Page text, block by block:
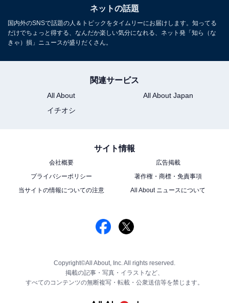
ネットの話題
国内外のSNSで話題の人＆トピックをタイムリーにお届けします。知ってる
だけでちょっと得する、なんだか楽しい気分になれる、ネット発「知ら（な
きゃ）損」ニュースが盛りだくさん。
関連サービス
All About
All About Japan
イチオシ
サイト情報
会社概要
広告掲載
プライバシーポリシー
著作権・商標・免責事項
当サイトの情報についての注意
All About ニュースについて
Copyright©All About, Inc. All rights reserved.
掲載の記事・写真・イラストなど、
すべてのコンテンツの無断複写・転載・公衆送信等を禁じます。